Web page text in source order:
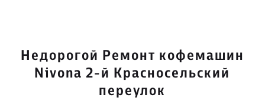
Недорогой Ремонт кофемашин
Nivona 2-й Красносельский
переулок